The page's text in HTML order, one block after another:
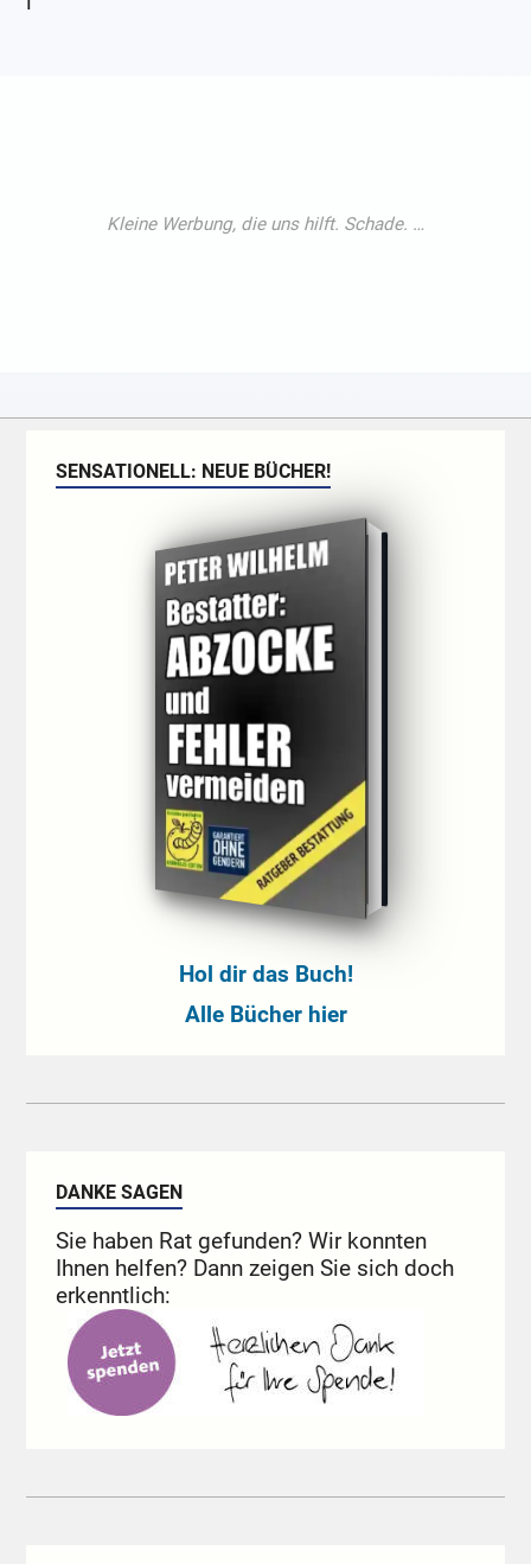
SENSATIONELL: NEUE BÜCHER!
Hol dir das Buch!
Alle Bücher hier
DANKE SAGEN
Sie haben Rat gefunden? Wir konnten
Ihnen helfen? Dann zeigen Sie sich doch
erkenntlich: